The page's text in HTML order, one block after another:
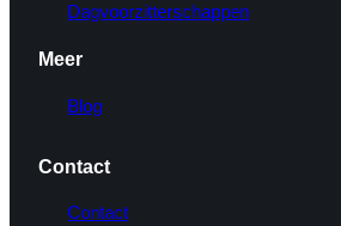
Dagvoorzitterschappen
Meer
Blog
Contact
Contact